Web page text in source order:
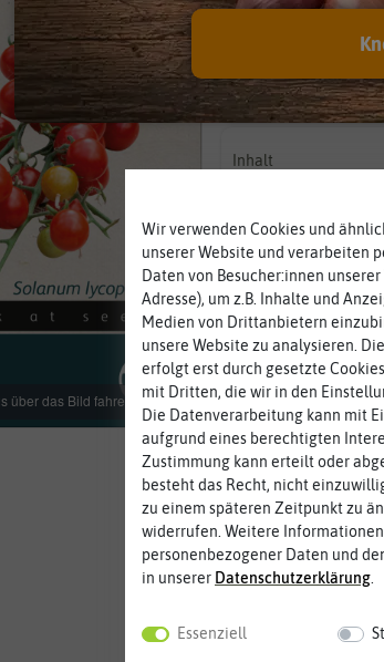
über das Bild fahren
Verordnung
Saatgut aus Betrieben,
Landwirtschaft arbeiten.
Inhalt
Wir verwenden Cookies und
unserer Website und verarbeiten
Daten von Besucher:innen unserer
Adresse), um z.B. Inhalte und
Medien von Drittanbietern
unsere Website zu analysieren.
erfolgt erst durch gesetzte
mit Dritten, die wir in den
Die Datenverarbeitung kann mit
aufgrund eines berechtigten
Zustimmung kann erteilt oder
besteht das Recht, nicht
zu einem späteren Zeitpunkt zu
widerrufen. Weitere
personenbezogener Daten und
in unserer Daten­schutz­erklärung
Essenziell